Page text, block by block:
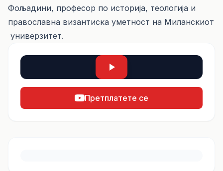
Фољадини, професор по историја, теологија и
православна византиска уметност на Миланскиот
универзитет.
Претплатете се